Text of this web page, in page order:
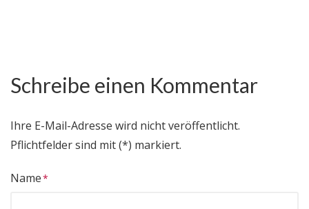
Schreibe einen Kommentar
Ihre E-Mail-Adresse wird nicht veröffentlicht.
Pflichtfelder sind mit (*) markiert.
Name